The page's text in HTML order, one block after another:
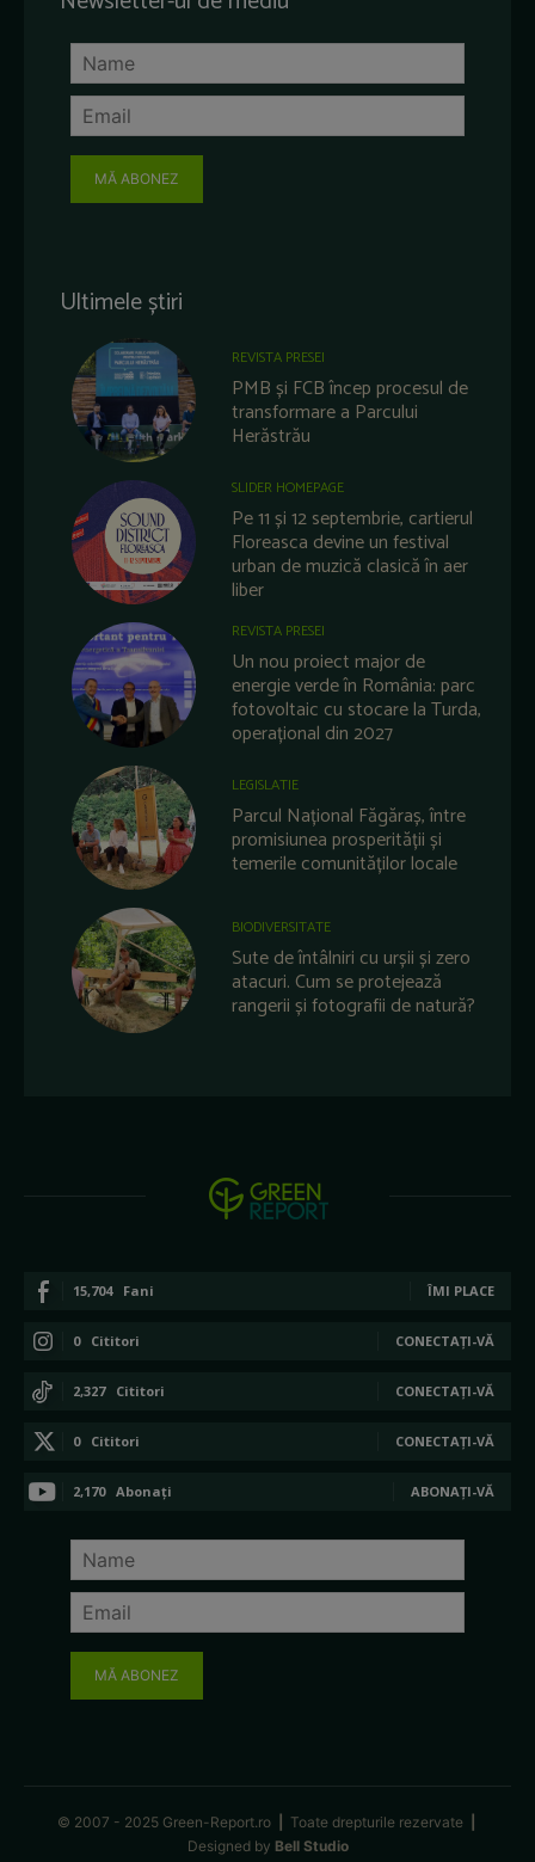
MĂ ABONEZ
Ultimele știri
REVISTA PRESEI
PMB și FCB încep procesul de
transformare a Parcului
Herăstrău
SLIDER HOMEPAGE
Pe 11 și 12 septembrie, cartierul
Floreasca devine un festival
urban de muzică clasică în aer
liber
REVISTA PRESEI
Un nou proiect major de
energie verde în România: parc
fotovoltaic cu stocare la Turda,
operațional din 2027
LEGISLATIE
Parcul Național Făgăraș, între
promisiunea prosperității și
temerile comunităților locale
BIODIVERSITATE
Sute de întâlniri cu urșii și zero
atacuri. Cum se protejează
rangerii și fotografii de natură?
15,704 Fani ÎMI PLACE
0 Cititori CONECTAȚI-VĂ
2,327 Cititori CONECTAȚI-VĂ
0 Cititori CONECTAȚI-VĂ
2,170 Abonați ABONAȚI-VĂ
MĂ ABONEZ
© 2007 - 2025 Green-Report.ro Toate drepturile rezervate
Designed by Bell Studio